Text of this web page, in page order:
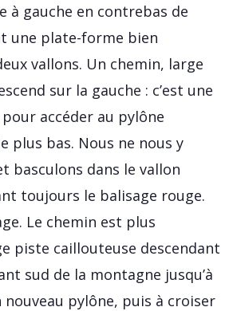
à gauche en contrebas de
une plate-forme bien
vallons. Un chemin, large
sur la gauche : c’est une
accéder au pylône
plus bas. Nous ne nous y
basculons dans le vallon
toujours le balisage rouge.
Le chemin est plus
piste caillouteuse descendant
sud de la montagne jusqu’à
nouveau pylône, puis à croiser